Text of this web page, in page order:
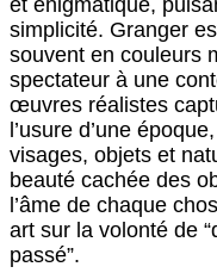
et énigmatique,
simplicité. Granger
souvent en couleurs
spectateur à une
œuvres réalistes
l’usure d’une
visages, objets et
beauté cachée des
l’âme de chaque
art sur la volonté de
passé”.